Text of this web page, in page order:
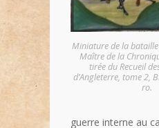
Miniature de la
Maître de la
tirée du Recueil
d’Angleterre, tome 2,
ro.
guerre interne au